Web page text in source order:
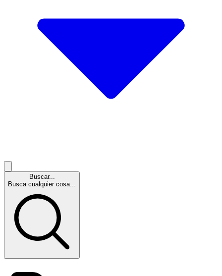
Buscar...
Busca cualquier cosa...